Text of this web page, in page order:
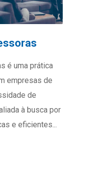
é uma prática
empresas de
de
à busca por
e eficientes...